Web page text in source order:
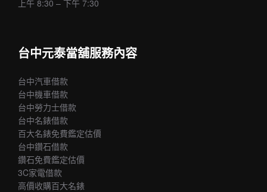
上午 8:30 – 下午 7:30
台中元泰當舖服務內容
台中汽車借款
台中機車借款
台中勞力士借款
台中名錶借款
百大名錶免費鑑定估價
台中鑽石借款
鑽石免費鑑定估價
3C家電借款
高價收購百大名錶